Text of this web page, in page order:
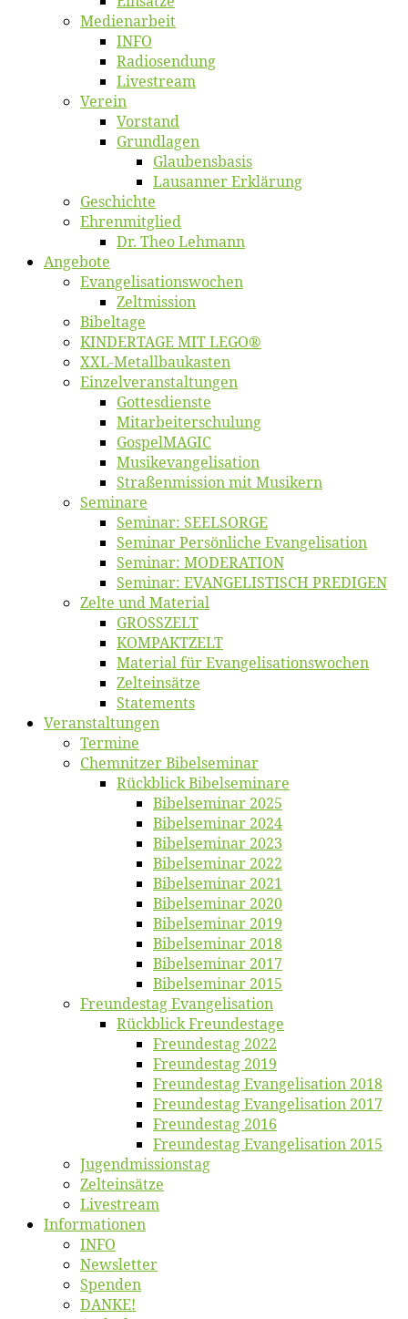
Me­di­en­ar­beit
INFO
Ra­dio­sen­dung
Live­stream
Ver­ein
Vor­stand
Grund­la­gen
Glaubens­ba­sis
Lausan­ner Erklärung
Ge­schich­te
Eh­ren­mit­glied
Dr. Theo Lehmann
An­ge­bo­te
Evangelisa­tions­wo­chen
Zelt­mis­si­on
Bi­bel­ta­ge
KINDERTAGE MIT LEGO®
XXL-Me­­tal­l­­bau­­kas­­ten
Einzelver­an­stal­tungen
Got­tes­diens­te
Mitarbeiter­schulung
Gos­pel­MA­GIC
Musikevan­ge­li­sa­tion
Straßenmis­sion mit Musikern
Se­mi­na­re
Se­mi­nar: SEELSORGE
Se­mi­nar Per­sön­li­che Evangelisation
Se­mi­nar: MODERATION
Se­mi­nar: EVANGELISTISCH PREDIGEN
Zel­te und Material
GROSSZELT
KOMPAKTZELT
Ma­te­ri­al für Evangelisationswochen
Zelt­ein­sät­ze
State­ments
Ver­an­stal­tun­gen
Ter­mi­ne
Chemnit­zer Bibelseminar
Rück­blick Bibelseminare
Bi­bel­se­mi­nar 2025
Bi­bel­se­mi­nar 2024
Bi­bel­se­mi­nar 2023
Bi­bel­se­mi­nar 2022
Bi­bel­se­mi­nar 2021
Bi­bel­se­mi­nar 2020
Bi­bel­se­mi­nar 2019
Bi­bel­se­mi­nar 2018
Bibelsemi­nar 2017
Bibelsemi­nar 2015
Freun­des­tag Evangelisation
Rück­blick Freundestage
Freun­des­tag 2022
Freun­des­tag 2019
Freun­des­tag Evan­ge­li­sa­ti­on 2018
Freun­des­tag Evan­ge­li­sa­ti­on 2017
Freun­des­tag 2016
Freun­des­tag Evan­ge­li­sa­ti­on 2015
Jugend­mis­sions­tag
Zelt­ein­sät­ze
Live­stream
Informatio­nen
INFO
News­let­ter
Spen­den
DANKE!